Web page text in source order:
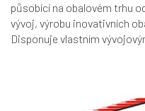
působící na obalovém trhu
vývoj, výrobu inovativních
Disponuje vlastním